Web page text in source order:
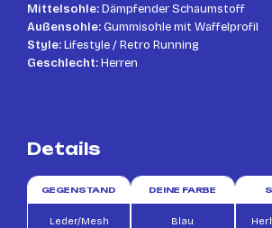
Mittelsohle:Dämpfender Schaumstoff
Außensohle:Gummisohle mit Waffelprofil
Style:Lifestyle / Retro Running
Geschlecht:Herren
Details
GEGENSTAND
Leder/Mesh
DEINE FARBE
Blau